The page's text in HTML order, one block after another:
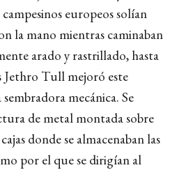
europeos solían
la mano mientras caminaban
arado y rastrillado, hasta
Jethro Tull mejoró este
mecánica. Se
de metal montada sobre
donde se almacenaban las
por el que se dirigían al